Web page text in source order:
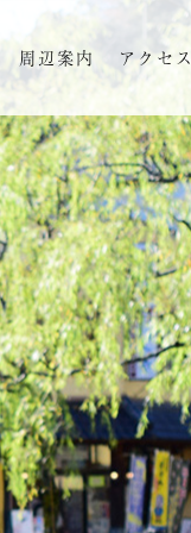
周辺案内 アクセス